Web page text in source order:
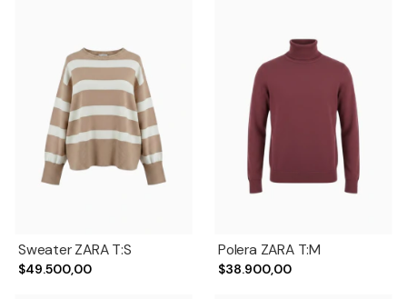
Sweater ZARA T:S
$49.500,00
Polera ZARA T:M
$38.900,00